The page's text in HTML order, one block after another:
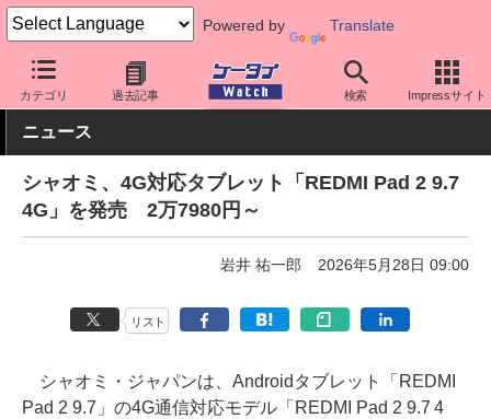
Powered by Translate
カテゴリ 過去記事 検索 Impressサイト
ケータイ Watch OS Android シャオミ
ニュース
シャオミ、4G対応タブレット「REDMI Pad 2 9.7
4G」を発売 2万7980円～
岩井 祐一郎 2026年5月28日 09:00
リスト
シャオミ・ジャパンは、Androidタブレット「REDMI
Pad 2 9.7」の4G通信対応モデル「REDMI Pad 2 9.7 4